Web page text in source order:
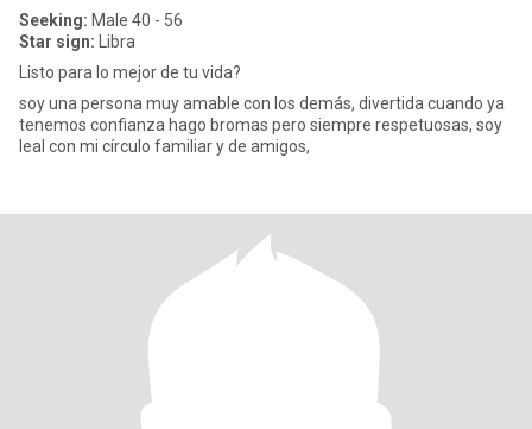
Seeking: Male 40 - 56
Star sign: Libra
Listo para lo mejor de tu vida?
soy una persona muy amable con los demás, divertida cuando ya
tenemos confianza hago bromas pero siempre respetuosas, soy
leal con mi círculo familiar y de amigos,